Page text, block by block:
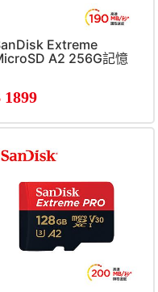
Extreme
A2 256G記憶
1899